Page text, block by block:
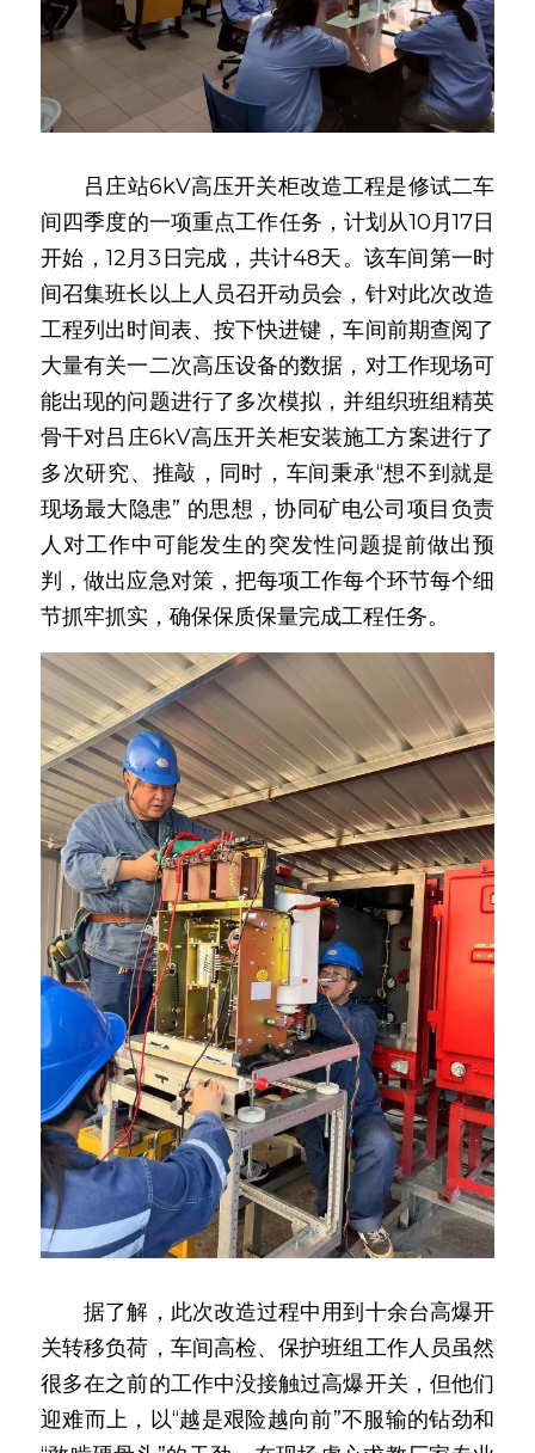
吕庄站6kV高压开关柜改造工程是修试二车
间四季度的一项重点工作任务，计划从10月17日
开始，12月3日完成，共计48天。该车间第一时
间召集班长以上人员召开动员会，针对此次改造
工程列出时间表、按下快进键，车间前期查阅了
大量有关一二次高压设备的数据，对工作现场可
能出现的问题进行了多次模拟，并组织班组精英
骨干对吕庄6kV高压开关柜安装施工方案进行了
多次研究、推敲，同时，车间秉承“想不到就是
现场最大隐患” 的思想，协同矿电公司项目负责
人对工作中可能发生的突发性问题提前做出预
判，做出应急对策，把每项工作每个环节每个细
节抓牢抓实，确保保质保量完成工程任务。
据了解，此次改造过程中用到十余台高爆开
关转移负荷，车间高检、保护班组工作人员虽然
很多在之前的工作中没接触过高爆开关，但他们
迎难而上，以“越是艰险越向前”不服输的钻劲和